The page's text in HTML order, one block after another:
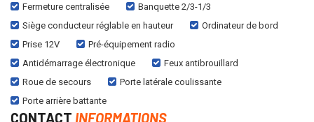
Fermeture centralisée
Banquette 2/3-1/3
Siège conducteur réglable en hauteur
Ordinateur de bord
Prise 12V
Pré-équipement radio
Antidémarrage électronique
Feux antibrouillard
Roue de secours
Porte latérale coulissante
Porte arrière battante
CONTACT INFORMATIONS